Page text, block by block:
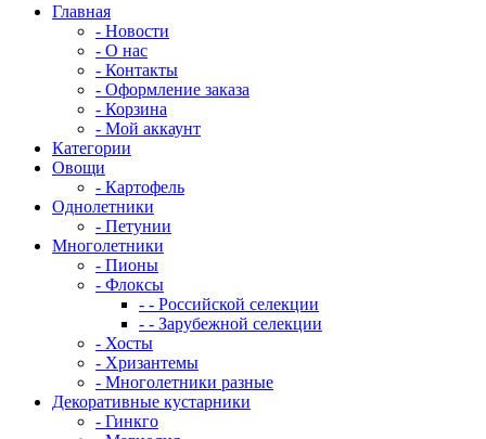
Главная
- Новости
- О нас
- Контакты
- Оформление заказа
- Корзина
- Мой аккаунт
Категории
Овощи
- Картофель
Однолетники
- Петунии
Многолетники
- Пионы
- Флоксы
- - Российской селекции
- - Зарубежной селекции
- Хосты
- Хризантемы
- Многолетники разные
Декоративные кустарники
- Гинкго